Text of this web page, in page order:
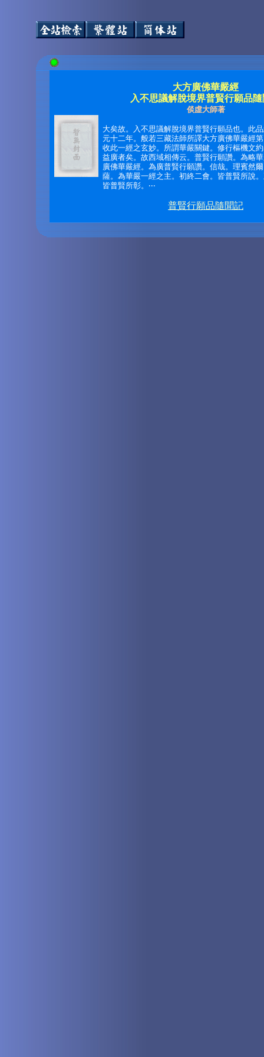
大方廣佛華嚴經
入不思議解脫境界普賢行願品
倓虛大師著
大矣故。入不思議解脫境界普賢行願品也。此
元十二年。般若三藏法師所譯大方廣佛華嚴經
收此一經之玄妙。所謂華嚴關鍵。修行樞機文
益廣者矣。故西域相傳云。普賢行願讚。為略
廣佛華嚴經。為廣普賢行願讚。信哉。理賓然
薩。為華嚴一經之主。初終二會。皆普賢所說
皆普賢所彰。‧‧‧
普賢行願品隨聞記